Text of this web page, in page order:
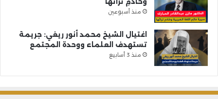
منذ أسبوعين
اغتيال الشيخ محمد أنور ريغي: جريمة
تستهدف العلماء ووحدة المجتمع
منذ 3 أسابيع